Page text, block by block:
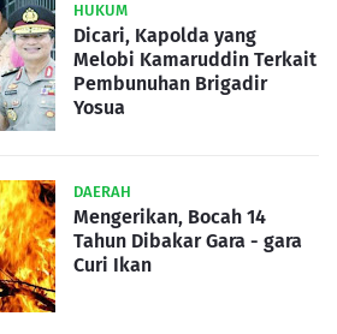
HUKUM
Dicari, Kapolda yang
Melobi Kamaruddin Terkait
Pembunuhan Brigadir
Yosua
DAERAH
Mengerikan, Bocah 14
Tahun Dibakar Gara - gara
Curi Ikan